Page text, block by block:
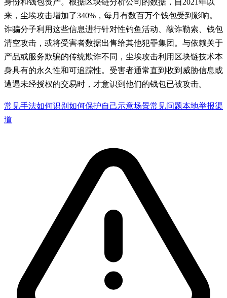
身份和钱包资产。根据区块链分析公司的数据，自2021年以
来，尘埃攻击增加了340%，每月有数百万个钱包受到影响。
诈骗分子利用这些信息进行针对性钓鱼活动、敲诈勒索、钱包
清空攻击，或将受害者数据出售给其他犯罪集团。与依赖关于
产品或服务欺骗的传统欺诈不同，尘埃攻击利用区块链技术本
身具有的永久性和可追踪性。受害者通常直到收到威胁信息或
遭遇未经授权的交易时，才意识到他们的钱包已被攻击。
常见手法如何识别 如何保护自己示意场景常见问题本地举报渠
道